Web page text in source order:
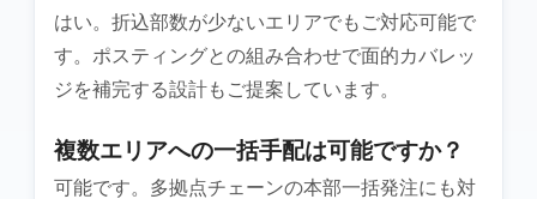
はい。折込部数が少ないエリアでもご対応可能で
す。ポスティングとの組み合わせで面的カバレッ
ジを補完する設計もご提案しています。
複数エリアへの一括手配は可能ですか？
可能です。多拠点チェーンの本部一括発注にも対